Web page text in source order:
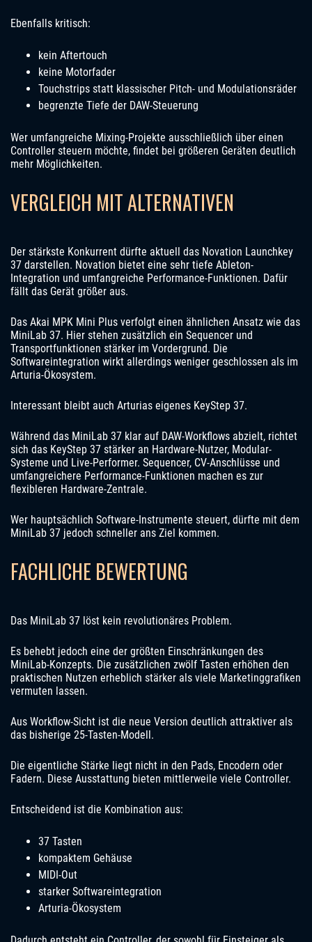
Ebenfalls kritisch:
kein Aftertouch
keine Motorfader
Touchstrips statt klassischer Pitch- und Modulationsräder
begrenzte Tiefe der DAW-Steuerung
Wer umfangreiche Mixing-Projekte ausschließlich über einen
Controller steuern möchte, findet bei größeren Geräten deutlich
mehr Möglichkeiten.
VERGLEICH MIT ALTERNATIVEN
Der stärkste Konkurrent dürfte aktuell das Novation Launchkey
37 darstellen. Novation bietet eine sehr tiefe Ableton-
Integration und umfangreiche Performance-Funktionen. Dafür
fällt das Gerät größer aus.
Das Akai MPK Mini Plus verfolgt einen ähnlichen Ansatz wie das
MiniLab 37. Hier stehen zusätzlich ein Sequencer und
Transportfunktionen stärker im Vordergrund. Die
Softwareintegration wirkt allerdings weniger geschlossen als im
Arturia-Ökosystem.
Interessant bleibt auch Arturias eigenes KeyStep 37.
Während das MiniLab 37 klar auf DAW-Workflows abzielt, richtet
sich das KeyStep 37 stärker an Hardware-Nutzer, Modular-
Systeme und Live-Performer. Sequencer, CV-Anschlüsse und
umfangreichere Performance-Funktionen machen es zur
flexibleren Hardware-Zentrale.
Wer hauptsächlich Software-Instrumente steuert, dürfte mit dem
MiniLab 37 jedoch schneller ans Ziel kommen.
FACHLICHE BEWERTUNG
Das MiniLab 37 löst kein revolutionäres Problem.
Es behebt jedoch eine der größten Einschränkungen des
MiniLab-Konzepts. Die zusätzlichen zwölf Tasten erhöhen den
praktischen Nutzen erheblich stärker als viele Marketinggrafiken
vermuten lassen.
Aus Workflow-Sicht ist die neue Version deutlich attraktiver als
das bisherige 25-Tasten-Modell.
Die eigentliche Stärke liegt nicht in den Pads, Encodern oder
Fadern. Diese Ausstattung bieten mittlerweile viele Controller.
Entscheidend ist die Kombination aus:
37 Tasten
kompaktem Gehäuse
MIDI-Out
starker Softwareintegration
Arturia-Ökosystem